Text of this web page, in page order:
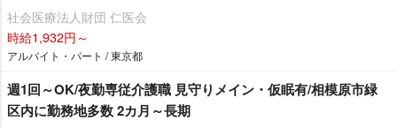
社会医療法人財団 仁医会
時給1,932円～
アルバイト・パート / 東京都
週1回～OK/夜勤専従介護職 見守りメイン・仮眠有/相模原市緑
区内に勤務地多数 2カ月～長期